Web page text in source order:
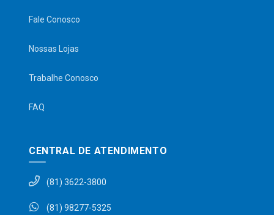
Fale Conosco
Nossas Lojas
Trabalhe Conosco
FAQ
CENTRAL DE ATENDIMENTO
(81) 3622-3800
(81) 98277-5325